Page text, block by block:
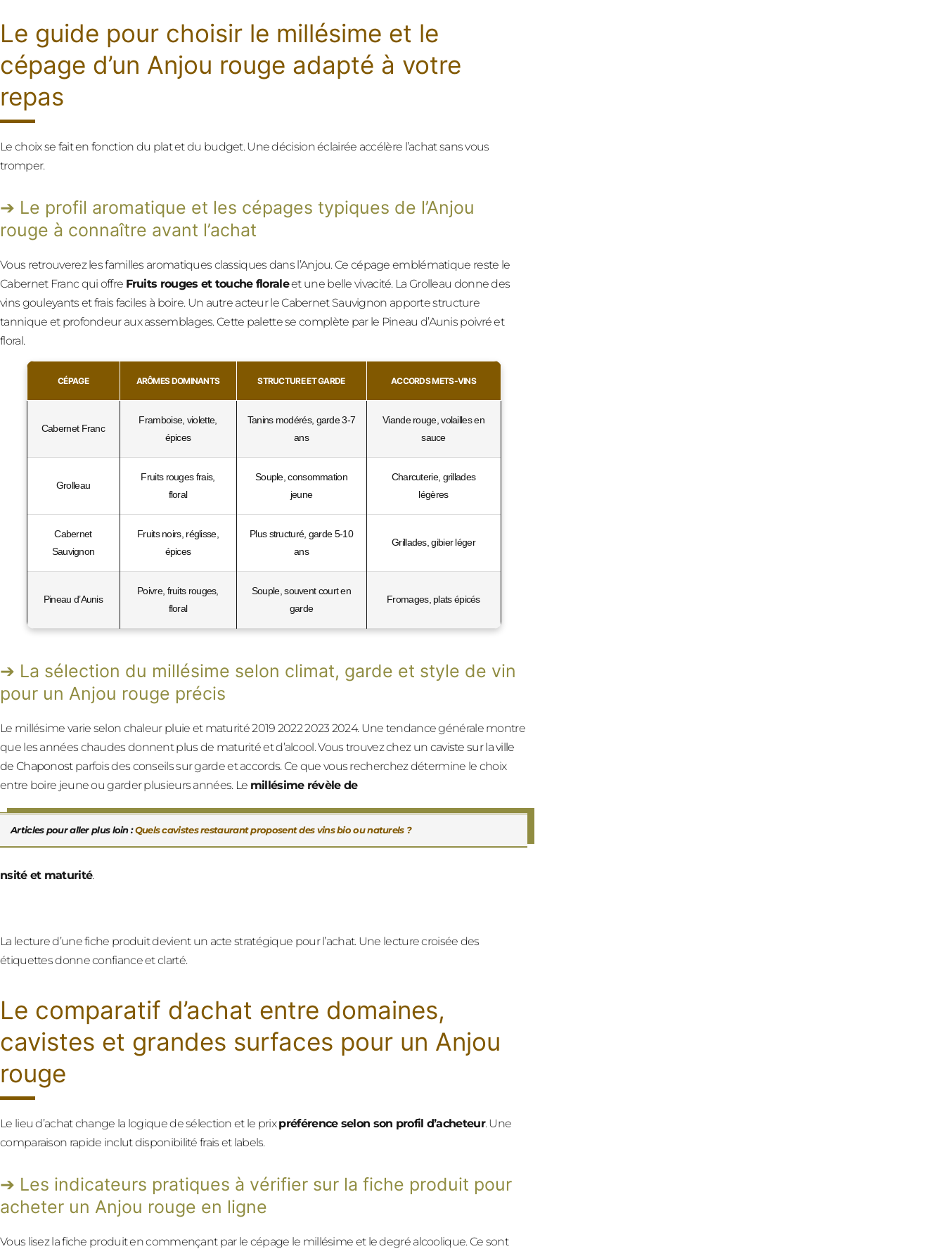
Le guide pour choisir le millésime et le
cépage d’un Anjou rouge adapté à votre
repas
Le choix se fait en fonction du plat et du budget. Une décision éclairée accélère l’achat sans vous
tromper.
Le profil aromatique et les cépages typiques de l’Anjou
rouge à connaître avant l’achat
Vous retrouverez les familles aromatiques classiques dans l’Anjou. Ce cépage emblématique reste le
Cabernet Franc qui offre Fruits rouges et touche floraleet une belle vivacité. La Grolleau donne des
vins gouleyants et frais faciles à boire. Un autre acteur le Cabernet Sauvignon apporte structure
tannique et profondeur aux assemblages. Cette palette se complète par le Pineau d’Aunis poivré et
floral.
CÉPAGE ARÔMES DOMINANTS STRUCTURE ET GARDE ACCORDS METS-VINS
Cabernet Franc
Framboise, violette,
épices
Tanins modérés, garde 3-7
ans
Viande rouge, volailles en
sauce
Grolleau
Fruits rouges frais,
floral
Souple, consommation
jeune
Charcuterie, grillades
légères
Cabernet
Sauvignon
Fruits noirs, réglisse,
épices
Plus structuré, garde 5-10
ans
Grillades, gibier léger
Pineau d’Aunis
Poivre, fruits rouges,
floral
Souple, souvent court en
garde
Fromages, plats épicés
La sélection du millésime selon climat, garde et style de vin
pour un Anjou rouge précis
Le millésime varie selon chaleur pluie et maturité 2019 2022 2023 2024. Une tendance générale montre
que les années chaudes donnent plus de maturité et d’alcool. Vous trouvez chez un caviste sur la ville
de Chaponostparfois des conseils sur garde et accords. Ce que vous recherchez détermine le choix
entre boire jeune ou garder plusieurs années. Le millésime révèle de
Articles pour aller plus loin :Quels cavistes restaurant proposent des vins bio ou naturels ?
nsité et maturité.
La lecture d’une fiche produit devient un acte stratégique pour l’achat. Une lecture croisée des
étiquettes donne confiance et clarté.
Le comparatif d’achat entre domaines,
cavistes et grandes surfaces pour un Anjou
rouge
Le lieu d’achat change la logique de sélection et le prixpréférence selon son profil d’acheteur. Une
comparaison rapide inclut disponibilité frais et labels.
Les indicateurs pratiques à vérifier sur la fiche produit pour
acheter un Anjou rouge en ligne
Vous lisez la fiche produit en commençant par le cépage le millésime et le degré alcoolique. Ce sont